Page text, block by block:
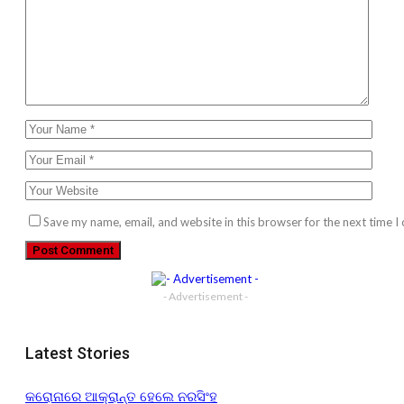
Save my name, email, and website in this browser for the next time I
- Advertisement -
Latest Stories
କରୋନାରେ ଆକ୍ରାନ୍ତ ହେଲେ ନରସିଂହ